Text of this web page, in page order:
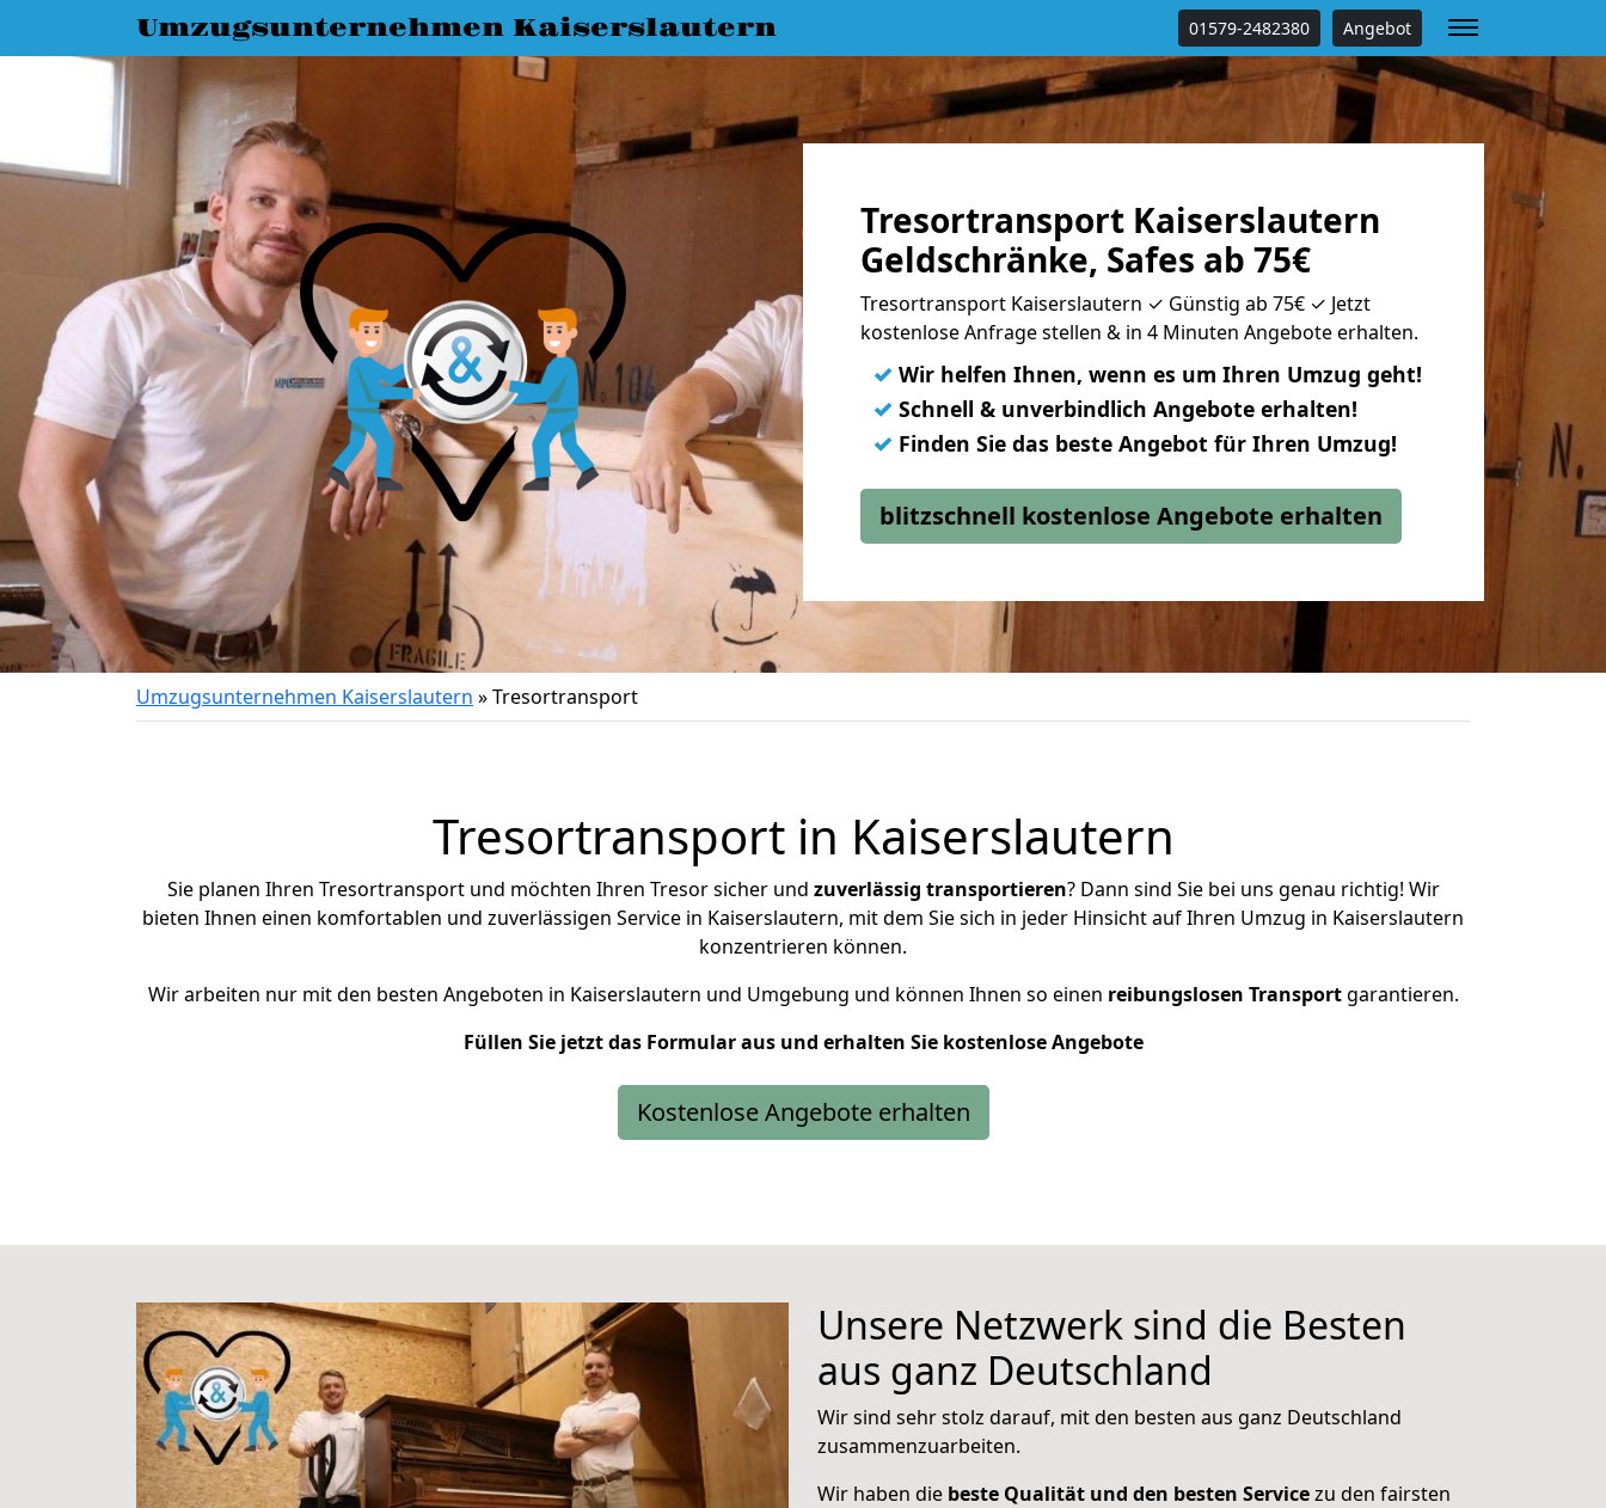
Umzugsunternehmen Kaiserslautern 01579-2482380 Angebot
Tresortransport Kaiserslautern
Geldschränke, Safes ab 75€
Tresortransport Kaiserslautern ✓ Günstig ab 75€ ✓ Jetzt
kostenlose Anfrage stellen & in 4 Minuten Angebote erhalten.
✓ Wir helfen Ihnen, wenn es um Ihren Umzug geht!
✓ Schnell & unverbindlich Angebote erhalten!
✓ Finden Sie das beste Angebot für Ihren Umzug!
blitzschnell kostenlose Angebote erhalten
Umzugsunternehmen Kaiserslautern »Tresortransport
Tresortransport in Kaiserslautern
Sie planen Ihren Tresortransport und möchten Ihren Tresor sicher und zuverlässig transportieren? Dann sind Sie bei uns genau richtig! Wir
bieten Ihnen einen komfortablen und zuverlässigen Service in Kaiserslautern, mit dem Sie sich in jeder Hinsicht auf Ihren Umzug in Kaiserslautern
konzentrieren können.
Wir arbeiten nur mit den besten Angeboten in Kaiserslautern und Umgebung und können Ihnen so einen reibungslosen Transportgarantieren.
Füllen Sie jetzt das Formular aus und erhalten Sie kostenlose Angebote
Kostenlose Angebote erhalten
Unsere Netzwerk sind die Besten
aus ganz Deutschland
Wir sind sehr stolz darauf, mit den besten aus ganz Deutschland
zusammenzuarbeiten.
Wir haben die beste Qualität und den besten Servicezu den fairsten